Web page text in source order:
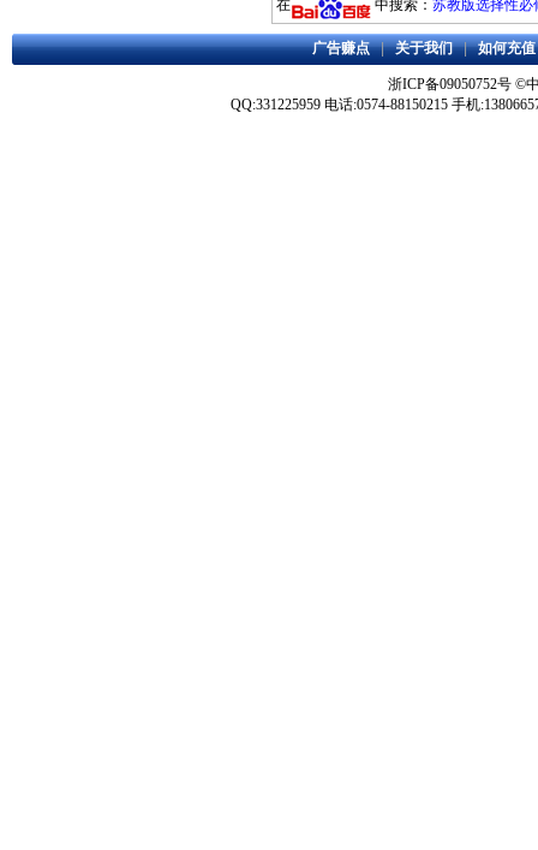
在 中搜索： 苏教版选择性必
广告赚点|关于我们|如何充值
浙ICP备09050752号 ©
QQ:331225959 电话:0574-88150215 手机